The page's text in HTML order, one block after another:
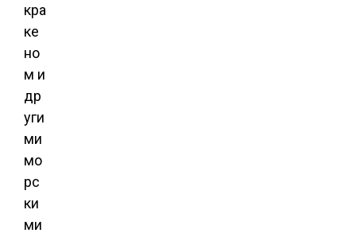
кра
ке
но
м и
др
уги
ми
мо
рс
ки
ми